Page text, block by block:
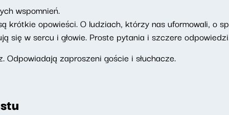
wspomnień.
krótkie opowieści. O ludziach, którzy nas uformowali, o
się w sercu i głowie. Proste pytania i szczere
Odpowiadają zaproszeni goście i słuchacze.